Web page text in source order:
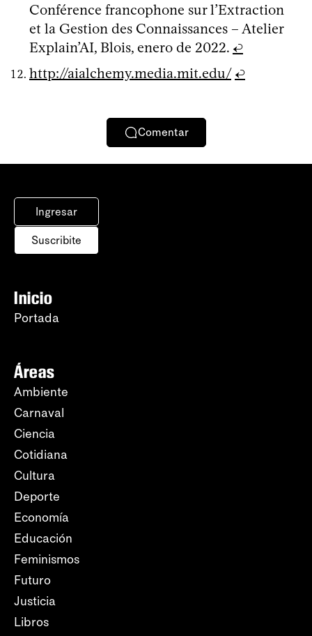
Conférence francophone sur l’Extraction
et la Gestion des Connaissances – Atelier
Explain’AI, Blois, enero de 2022. ↩
http://aialchemy.media.mit.edu/ ↩
Comentar
Ingresar
Suscribite
Inicio
Portada
Áreas
Ambiente
Carnaval
Ciencia
Cotidiana
Cultura
Deporte
Economía
Educación
Feminismos
Futuro
Justicia
Libros